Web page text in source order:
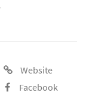
Website
Facebook